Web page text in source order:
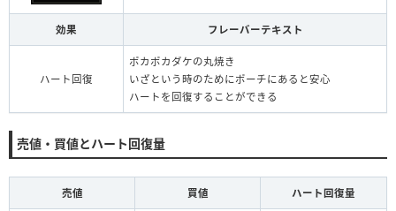
効果 フレーバーテキスト
ハート回復
ポカポカダケの丸焼き
いざという時のためにポーチにあると安心
ハートを回復することができる
売値・買値とハート回復量
売値 買値 ハート回復量